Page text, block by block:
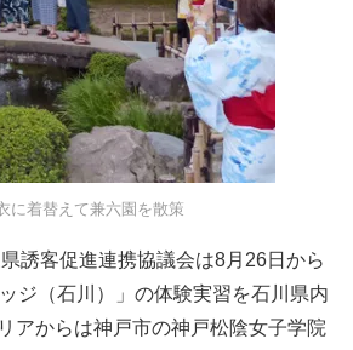
に着替えて兼六園を散策
誘客促進連携協議会は8月26日から
ジ（石川）」の体験実習を石川県内
アからは神戸市の神戸松陰女子学院